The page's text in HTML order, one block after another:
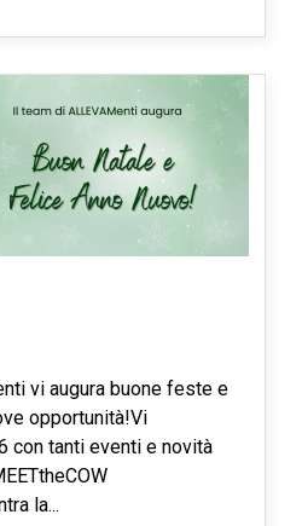
vi augura buone feste e
opportunità!Vi
con tanti eventi e novità
la...